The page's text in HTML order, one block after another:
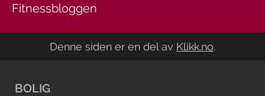
Fitnessbloggen
Denne siden er en del av Klikk.no.
BOLIG